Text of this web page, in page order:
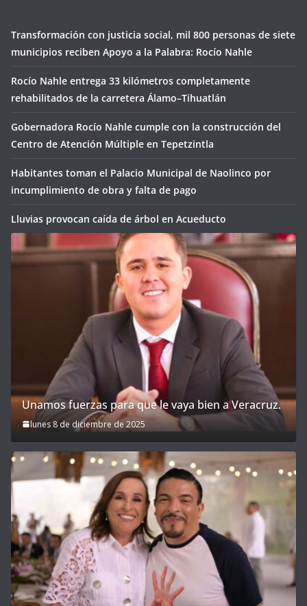
Transformación con justicia social, mil 800 personas de siete
municipios reciben Apoyo a la Palabra: Rocío Nahle
Rocío Nahle entrega 33 kilómetros completamente
rehabilitados de la carretera Álamo–Tihuatlán
Gobernadora Rocío Nahle cumple con la construcción del
Centro de Atención Múltiple en Tepetzintla
Habitantes toman el Palacio Municipal de Naolinco por
incumplimiento de obra y falta de pago
Lluvias provocan caída de árbol en Acueducto
Unamos fuerzas para que le vaya bien a Veracruz.
lunes 8 de diciembre de 2025